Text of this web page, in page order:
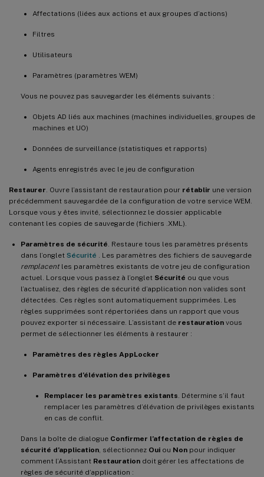
Affectations (liées aux actions et aux groupes d’actions)
Filtres
Utilisateurs
Paramètres (paramètres WEM)
Vous ne pouvez pas sauvegarder les éléments suivants :
Objets AD liés aux machines (machines individuelles, groupes de
machines et UO)
Données de surveillance (statistiques et rapports)
Agents enregistrés avec le jeu de configuration
Restaurer . Ouvre l’assistant de restauration pour rétablir une version
précédemment sauvegardée de la configuration de votre service WEM.
Lorsque vous y êtes invité, sélectionnez le dossier applicable
contenant les copies de sauvegarde (fichiers .XML).
Paramètres de sécurité . Restaure tous les paramètres présents
dans l’onglet Sécurité . Les paramètres des fichiers de sauvegarde
remplacentles paramètres existants de votre jeu de configuration
actuel. Lorsque vous passez à l’onglet Sécurité ou que vous
l’actualisez, des règles de sécurité d’application non valides sont
détectées. Ces règles sont automatiquement supprimées. Les
règles supprimées sont répertoriées dans un rapport que vous
pouvez exporter si nécessaire. L’assistant de restauration vous
permet de sélectionner les éléments à restaurer :
Paramètres des règles AppLocker
Paramètres d’élévation des privilèges
Remplacer les paramètres existants . Détermine s’il faut
remplacer les paramètres d’élévation de privilèges existants
en cas de conflit.
Dans la boîte de dialogue Confirmer l’affectation de règles de
sécurité d’application , sélectionnez Oui ou Non pour indiquer
comment l’Assistant Restauration doit gérer les affectations de
règles de sécurité d’application :